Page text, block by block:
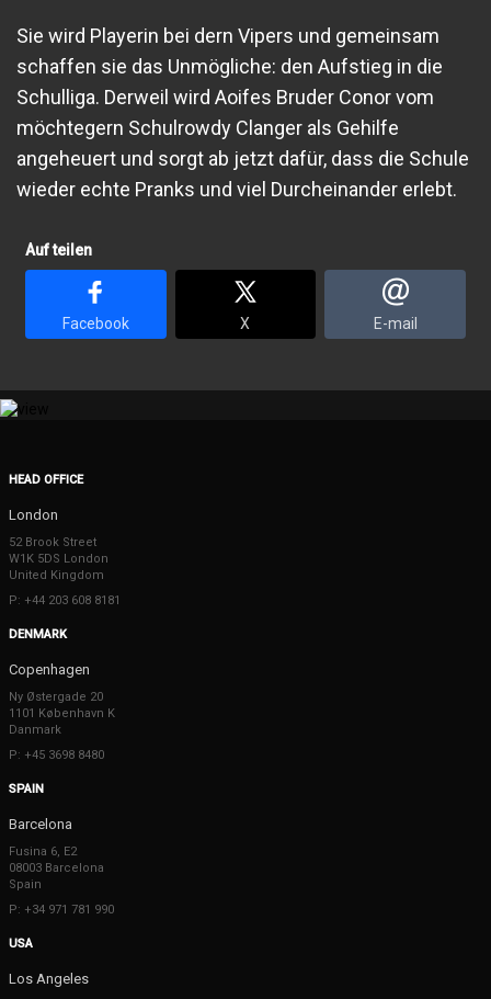
Sie wird Playerin bei dern Vipers und gemeinsam
schaffen sie das Unmögliche: den Aufstieg in die
Schulliga. Derweil wird Aoifes Bruder Conor vom
möchtegern Schulrowdy Clanger als Gehilfe
angeheuert und sorgt ab jetzt dafür, dass die Schule
wieder echte Pranks und viel Durcheinander erlebt.
Auf teilen
Facebook X E-mail
HEAD OFFICE
London
52 Brook Street
W1K 5DS London
United Kingdom
P: +44 203 608 8181
DENMARK
Copenhagen
Ny Østergade 20
1101 København K
Danmark
P: +45 3698 8480
SPAIN
Barcelona
Fusina 6, E2
08003 Barcelona
Spain
P: +34 971 781 990
USA
Los Angeles